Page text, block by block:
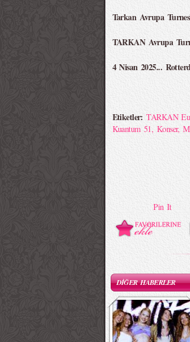
Tarkan Avrupa
TARKAN Avrupa
4 Nisan 2025...
Etiketler:TARKAN
Kuantum 51, Konser,
Pin It
DİĞER HABERLER